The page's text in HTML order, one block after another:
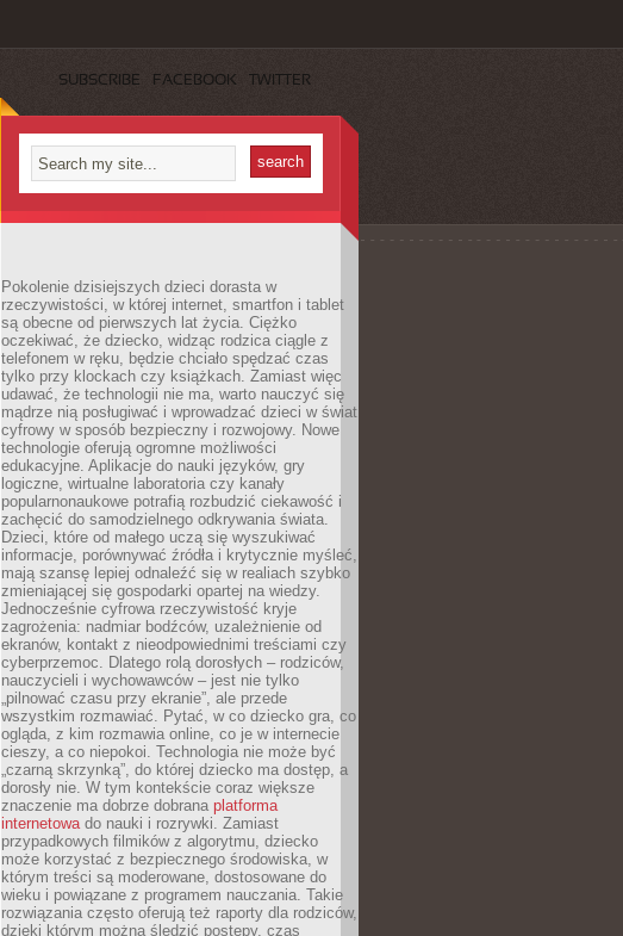
SUBSCRIBE FACEBOOK TWITTER
Pokolenie dzisiejszych dzieci dorasta w
rzeczywistości, w której internet, smartfon i tablet
są obecne od pierwszych lat życia. Ciężko
oczekiwać, że dziecko, widząc rodzica ciągle z
telefonem w ręku, będzie chciało spędzać czas
tylko przy klockach czy książkach. Zamiast więc
udawać, że technologii nie ma, warto nauczyć się
mądrze nią posługiwać i wprowadzać dzieci w świat
cyfrowy w sposób bezpieczny i rozwojowy. Nowe
technologie oferują ogromne możliwości
edukacyjne. Aplikacje do nauki języków, gry
logiczne, wirtualne laboratoria czy kanały
popularnonaukowe potrafią rozbudzić ciekawość i
zachęcić do samodzielnego odkrywania świata.
Dzieci, które od małego uczą się wyszukiwać
informacje, porównywać źródła i krytycznie myśleć,
mają szansę lepiej odnaleźć się w realiach szybko
zmieniającej się gospodarki opartej na wiedzy.
Jednocześnie cyfrowa rzeczywistość kryje
zagrożenia: nadmiar bodźców, uzależnienie od
ekranów, kontakt z nieodpowiednimi treściami czy
cyberprzemoc. Dlatego rolą dorosłych – rodziców,
nauczycieli i wychowawców – jest nie tylko
„pilnować czasu przy ekranie”, ale przede
wszystkim rozmawiać. Pytać, w co dziecko gra, co
ogląda, z kim rozmawia online, co je w internecie
cieszy, a co niepokoi. Technologia nie może być
„czarną skrzynką”, do której dziecko ma dostęp, a
dorosły nie. W tym kontekście coraz większe
znaczenie ma dobrze dobrana platforma
internetowado nauki i rozrywki. Zamiast
przypadkowych filmików z algorytmu, dziecko
może korzystać z bezpiecznego środowiska, w
którym treści są moderowane, dostosowane do
wieku i powiązane z programem nauczania. Takie
rozwiązania często oferują też raporty dla rodziców,
dzięki którym można śledzić postępy, czas